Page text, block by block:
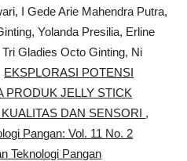
I Gede Arie Mahendra Putra,
Yolanda Presilia, Erline
Gladies Octo Ginting, Ni
EKSPLORASI POTENSI
PRODUK JELLY STICK
DAN SENSORI ,
Pangan: Vol. 11 No. 2
Teknologi Pangan